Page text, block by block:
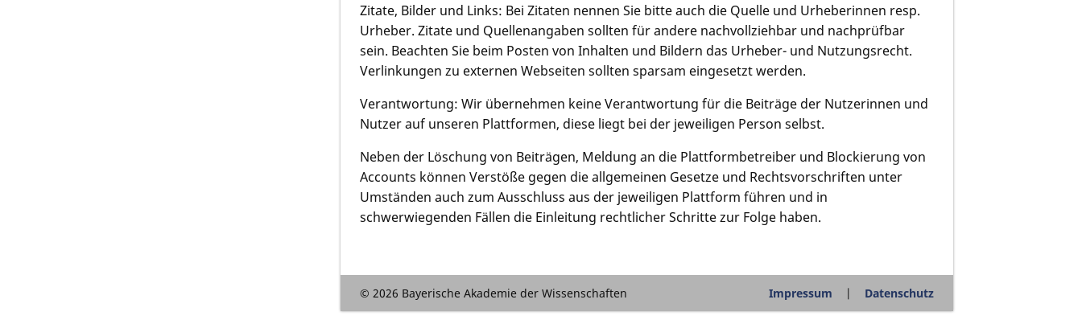
Zitate, Bilder und Links: Bei Zitaten nennen Sie bitte auch die Quelle und Urheberinnen resp.
Urheber. Zitate und Quellenangaben sollten für andere nachvollziehbar und nachprüfbar
sein. Beachten Sie beim Posten von Inhalten und Bildern das Urheber- und Nutzungsrecht.
Verlinkungen zu externen Webseiten sollten sparsam eingesetzt werden.
Verantwortung: Wir übernehmen keine Verantwortung für die Beiträge der Nutzerinnen und
Nutzer auf unseren Plattformen, diese liegt bei der jeweiligen Person selbst.
Neben der Löschung von Beiträgen, Meldung an die Plattformbetreiber und Blockierung von
Accounts können Verstöße gegen die allgemeinen Gesetze und Rechtsvorschriften unter
Umständen auch zum Ausschluss aus der jeweiligen Plattform führen und in
schwerwiegenden Fällen die Einleitung rechtlicher Schritte zur Folge haben.
© 2026 Bayerische Akademie der Wissenschaften Impressum Datenschutz